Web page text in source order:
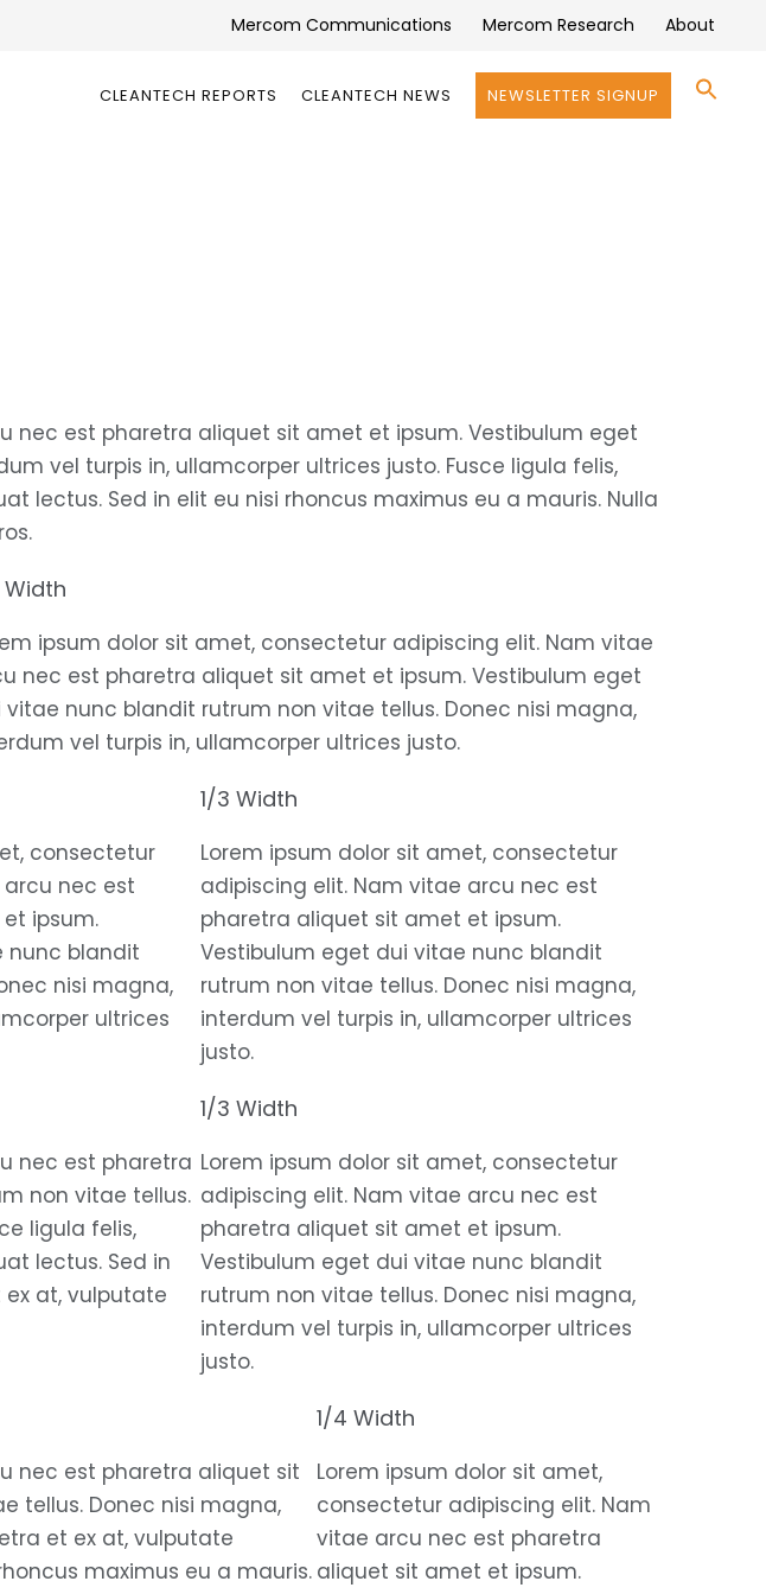
Mercom Communications Mercom Research About
CLEANTECH REPORTS CLEANTECH NEWS NEWSLETTER SIGNUP
nec est pharetra aliquet sit amet et ipsum. Vestibulum eget
vel turpis in, ullamcorper ultrices justo. Fusce ligula felis,
lectus. Sed in elit eu nisi rhoncus maximus eu a mauris. Nulla
Width
ipsum dolor sit amet, consectetur adipiscing elit. Nam vitae
nec est pharetra aliquet sit amet et ipsum. Vestibulum eget
vitae nunc blandit rutrum non vitae tellus. Donec nisi magna,
vel turpis in, ullamcorper ultrices justo.
consectetur
nec est
ipsum.
nunc blandit
nisi magna,
ultrices
1/3 Width
Lorem ipsum dolor sit amet, consectetur
adipiscing elit. Nam vitae arcu nec est
pharetra aliquet sit amet et ipsum.
Vestibulum eget dui vitae nunc blandit
rutrum non vitae tellus. Donec nisi magna,
interdum vel turpis in, ullamcorper ultrices
justo.
nec est pharetra
non vitae tellus.
ligula felis,
lectus. Sed in
ex at, vulputate
1/3 Width
Lorem ipsum dolor sit amet, consectetur
adipiscing elit. Nam vitae arcu nec est
pharetra aliquet sit amet et ipsum.
Vestibulum eget dui vitae nunc blandit
rutrum non vitae tellus. Donec nisi magna,
interdum vel turpis in, ullamcorper ultrices
justo.
nec est pharetra aliquet sit
tellus. Donec nisi magna,
et ex at, vulputate
maximus eu a mauris.
1/4 Width
Lorem ipsum dolor sit amet,
consectetur adipiscing elit. Nam
vitae arcu nec est pharetra
aliquet sit amet et ipsum.